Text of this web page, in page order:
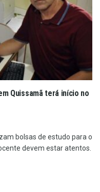
Quissamã terá início no
bolsas de estudo para o
devem estar atentos.